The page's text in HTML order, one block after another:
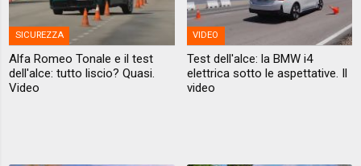
SICUREZZA
Alfa Romeo Tonale e il test
dell'alce: tutto liscio? Quasi.
Video
VIDEO
Test dell'alce: la BMW i4
elettrica sotto le aspettative. Il
video